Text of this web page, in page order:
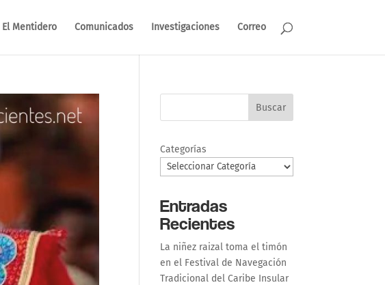
El Mentidero Comunicados Investigaciones Correo
Buscar
Categorías
Entradas
Recientes
La niñez raizal toma el timón
en el Festival de Navegación
Tradicional del Caribe Insular